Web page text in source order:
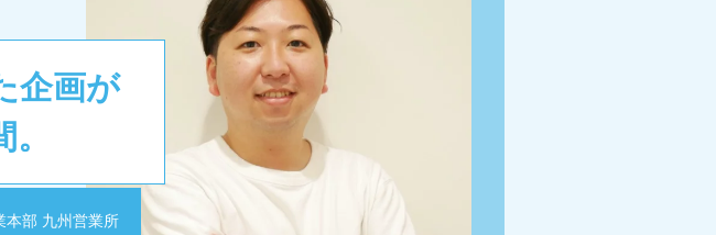
企画が
本部 九州営業所